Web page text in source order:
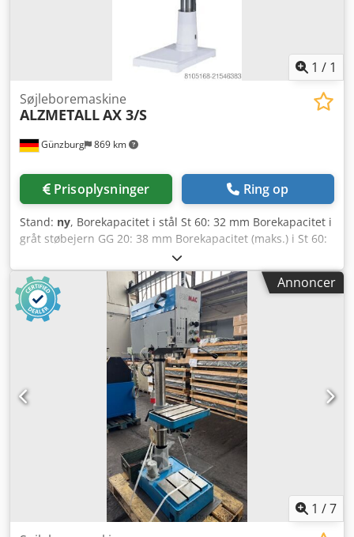
1 / 1
Günzburg 869 km
Søjleboremaskine
ALZMETALLAX 3/S
Prisoplysninger Ring op
Stand: ny, Borekapacitet i stål St 60: 32 mm Borekapacitet i
gråt støbejern GG 20: 38 mm Borekapacitet (maks.) i St 60:
40 mm Gevindskæring i ST 60: M 24 Gevindskæring i GG
20: M 30 Kortspindel: MK 3 Spindelslag: 120 mm Udhæng:
293 mm Søjlediameter: 115 mm Maskinbord – brugbar
flade: 515 x 360 mm T-noter – antal/bredde/afstand: 2 x 14
x 224 mm Afstand spindel til bord (min./maks.): 117 / 701
mm Fremføring: manuel Spindelhastigheder, trinløs: 160 –
2250 omdr./min. Samlet effektforbrug: 1,45/1,9 kW
Maskinvægt ca.: 260 kg Standardudstyr: - Hovedafbryder
med aflåselig motorsikring - Nødstoppilsknap (låsbar) -
Trinløs hastighedsregulering / digital hastighedsvisning -
Spindelbeskyttelse med elektrisk sikring - Lakering: DD-
strukturlak Signalhvid RAL 9003, PANTONE 7545c, sort
Specialudstyr: Pos. 12 LED-maskinelys med radielt
justerbar lysstråle, tilslutningseffekt 230 V,
beskyttelsesklasse IP 65 Pos. 20.1 Djdpfx Aeyvvptecijkr
Gevindskæringsanordning med fodkontakt til
gevindskæring med stop, maks. 12 gevind/min
Annoncer
1 /7